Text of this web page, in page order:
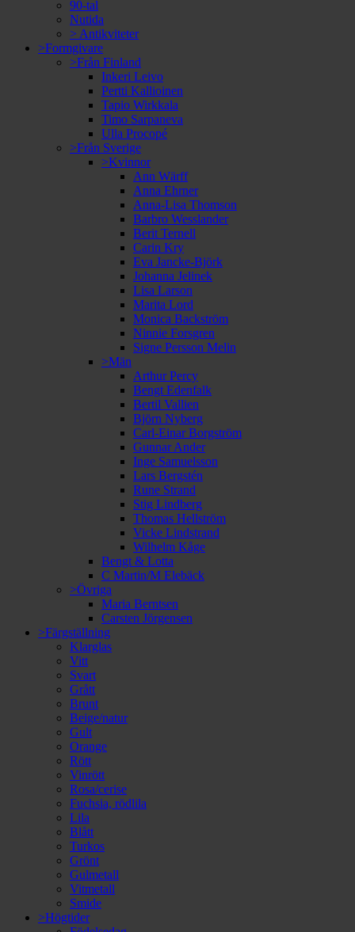
90-tal
Nutida
> Antikviteter
>Formgivare
>Från Finland
Inkeri Leivo
Pertti Kallioinen
Tapio Wirkkala
Timo Sarpaneva
Ulla Procopé
>Från Sverige
>Kvinnor
Ann Wärff
Anna Ehrner
Anna-Lisa Thomson
Barbro Wesslander
Berit Ternell
Carin Kry
Eva Jancke-Björk
Johanna Jelinek
Lisa Larson
Marita Lord
Monica Backström
Ninnie Forsgren
Signe Persson Melin
>Män
Arthur Percy
Bengt Edenfalk
Bertil Vallien
Björn Nyberg
Carl-Einar Borgström
Gunnar Ander
Inge Samuelsson
Lars Bergstén
Rune Strand
Stig Lindberg
Thomas Hellström
Vicke Lindstrand
Wilhelm Kåge
Bengt & Lotta
C Martin/M Elebäck
>Övriga
Maria Berntsen
Carsten Jörgensen
>Färgställning
Klarglas
Vitt
Svart
Grått
Brunt
Beige/natur
Gult
Orange
Rött
Vinrött
Rosa/cerise
Fuchsia, rödlila
Lila
Blått
Turkos
Grönt
Gulmetall
Vitmetall
Smide
>Högtider